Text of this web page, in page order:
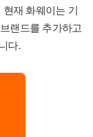
재 화웨이는 기
랜드를 추가하고
다.